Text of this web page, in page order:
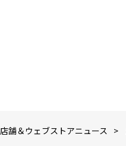
店舗＆ウェブストアニュース